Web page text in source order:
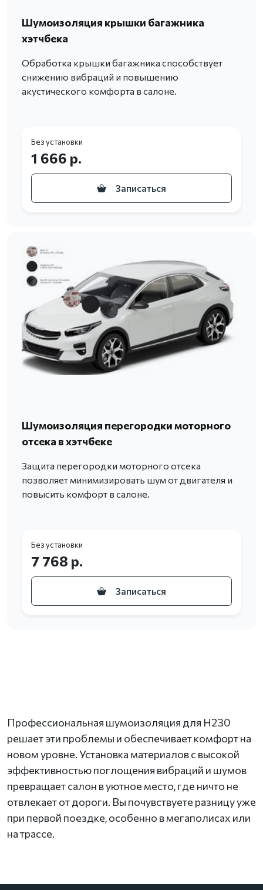
Шумоизоляция крышки багажника
хэтчбека
Обработка крышки багажника способствует
снижению вибраций и повышению
акустического комфорта в салоне.
Без установки
1 666 р.
Записаться
Шумоизоляция перегородки моторного
отсека в хэтчбеке
Защита перегородки моторного отсека
позволяет минимизировать шум от двигателя и
повысить комфорт в салоне.
Без установки
7 768 р.
Записаться
Профессиональная шумоизоляция для H230
решает эти проблемы и обеспечивает комфорт на
новом уровне. Установка материалов с высокой
эффективностью поглощения вибраций и шумов
превращает салон в уютное место, где ничто не
отвлекает от дороги. Вы почувствуете разницу уже
при первой поездке, особенно в мегаполисах или
на трассе.